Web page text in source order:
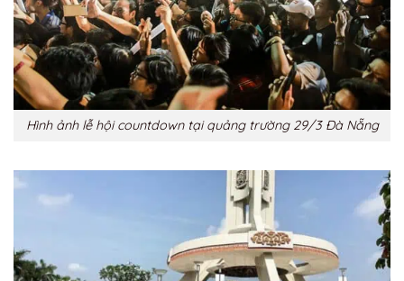
Hình ảnh lễ hội countdown tại quảng trường 29/3 Đà Nẵng